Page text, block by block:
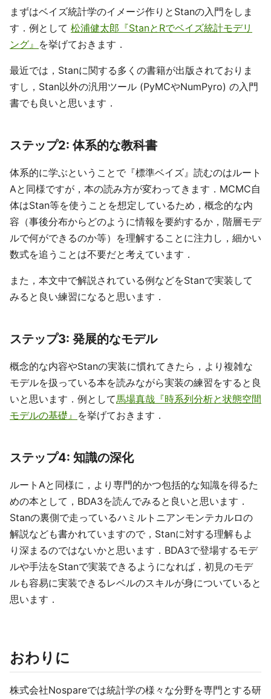
まずはベイズ統計学のイメージ作りとStanの入門をしま
す．例として 松浦健太郎『StanとRでベイズ統計モデリ
ング』 を挙げておきます．
最近では，Stanに関する多くの書籍が出版されておりま
すし，Stan以外の汎用ツール (PyMCやNumPyro) の入門
書でも良いと思います．
ステップ2: 体系的な教科書
体系的に学ぶということで『標準ベイズ』読むのはルート
Aと同様ですが，本の読み方が変わってきます．MCMC自
体はStan等を使うことを想定しているため，概念的な内
容（事後分布からどのように情報を要約するか，階層モデ
ルで何ができるのか等）を理解することに注力し，細かい
数式を追うことは不要だと考えています．
また，本文中で解説されている例などをStanで実装して
みると良い練習になると思います．
ステップ3: 発展的なモデル
概念的な内容やStanの実装に慣れてきたら，より複雑な
モデルを扱っている本を読みながら実装の練習をすると良
いと思います．例として馬場真哉『時系列分析と状態空間
モデルの基礎』 を挙げておきます．
ステップ4: 知識の深化
ルートAと同様に，より専門的かつ包括的な知識を得るた
めの本として，BDA3を読んでみると良いと思います．
Stanの裏側で走っているハミルトニアンモンテカルロの
解説なども書かれていますので，Stanに対する理解もよ
り深まるのではないかと思います．BDA3で登場するモデ
ルや手法をStanで実装できるようになれば，初見のモデ
ルも容易に実装できるレベルのスキルが身についていると
思います．
おわりに
株式会社Nospareでは統計学の様々な分野を専門とする研